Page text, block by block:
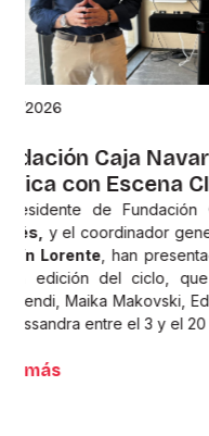
23/07/2026
Fundación Caja
Grafitarras 2026
Fundación Caja
convocatoria de
orientada a impulsar
cultura, la identidad
de Navarra.